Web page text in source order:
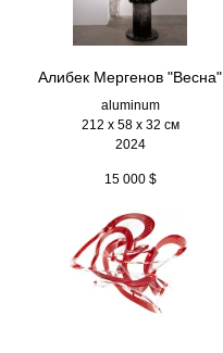
Алибек Мергенов "Весна"
aluminum
212 х 58 х 32 см
2024
15 000 $